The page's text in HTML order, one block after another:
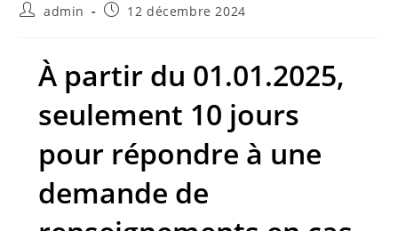
admin 12 décembre 2024
À partir du 01.01.2025,
seulement 10 jours
pour répondre à une
demande de